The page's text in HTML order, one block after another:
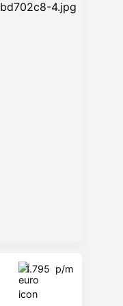
1.795 p/m